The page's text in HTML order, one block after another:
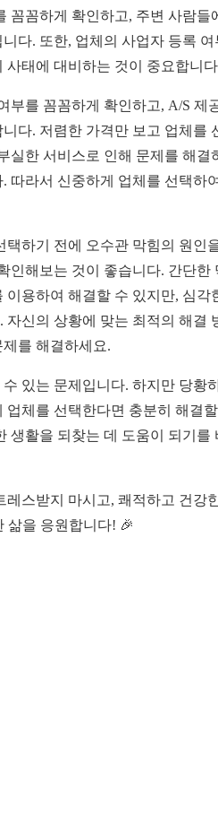
꼼꼼하게 확인하고, 주변 사람들
다. 또한, 업체의 사업자 등록 여
태에 대비하는 것이 중요합니
부를 꼼꼼하게 확인하고, A/S 제
다. 저렴한 가격만 보고 업체를
실한 서비스로 인해 문제를 해결
따라서 신중하게 업체를 선택하
하기 전에 오수관 막힘의 원인
인해보는 것이 좋습니다. 간단한
용하여 해결할 수 있지만, 심각
신의 상황에 맞는 최적의 해결
를 해결하세요.
있는 문제입니다. 하지만 당황
체를 선택한다면 충분히 해결
생활을 되찾는 데 도움이 되기를
스받지 마시고, 쾌적하고 건강
삶을 응원합니다! 🎉